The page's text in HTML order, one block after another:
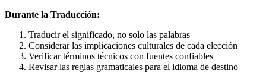
Durante la Traducción:
Traducir el significado, no solo las palabras
Considerar las implicaciones culturales de cada elección
Verificar términos técnicos con fuentes confiables
Revisar las reglas gramaticales para el idioma de destino